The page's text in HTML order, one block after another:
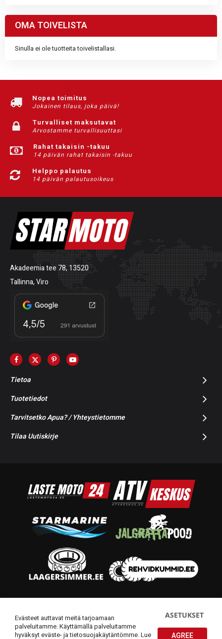
OMA TOIVELISTA
Sinulla ei ole tuotteita toivelistallasi.
Nopea toimitus
Jokainen tilaus, joka päivä!
Turvalliset maksutavat
Arvostamme turvallisuuttasi
Rahat takaisin -takuu
14 päivän rahat takaisin -takuu
Helppo palautus
14 päivän palautusoikeus
Akadeemia tee 78, 13520
Tallinna, Viro
Tietoa
Tuotetiedot
Tarvitsetko Apua? / Yhteystietomme
Tilaa Uutiskirje
Evästeet auttavat meitä tarjoamaan
palveluitamme. Käyttämällä palveluitamme
hyväksyt eväste- ja tietosuojakäytäntömme.Lue
ASETUKSET
AGREE